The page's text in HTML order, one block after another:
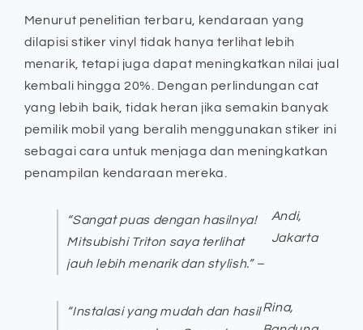
Menurut penelitian terbaru, kendaraan yang
dilapisi stiker vinyl tidak hanya terlihat lebih
menarik, tetapi juga dapat meningkatkan nilai jual
kembali hingga 20%. Dengan perlindungan cat
yang lebih baik, tidak heran jika semakin banyak
pemilik mobil yang beralih menggunakan stiker ini
sebagai cara untuk menjaga dan meningkatkan
penampilan kendaraan mereka.
“Sangat puas dengan hasilnya!
Mitsubishi Triton saya terlihat
jauh lebih menarik dan stylish.” –
Andi,
Jakarta
“Instalasi yang mudah dan hasilRina,